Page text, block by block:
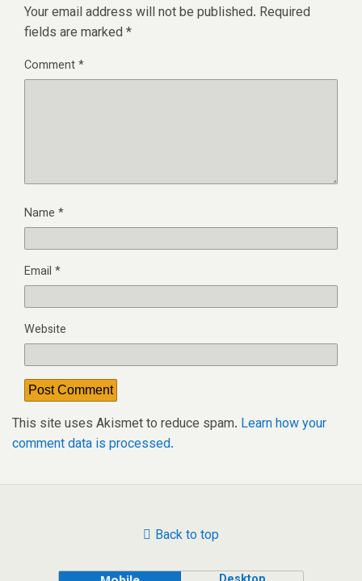
Your email address will not be published. Required
fields are marked *
Comment*
Name *
Email *
Website
This site uses Akismet to reduce spam. Learn how your
comment data is processed.
Back to top